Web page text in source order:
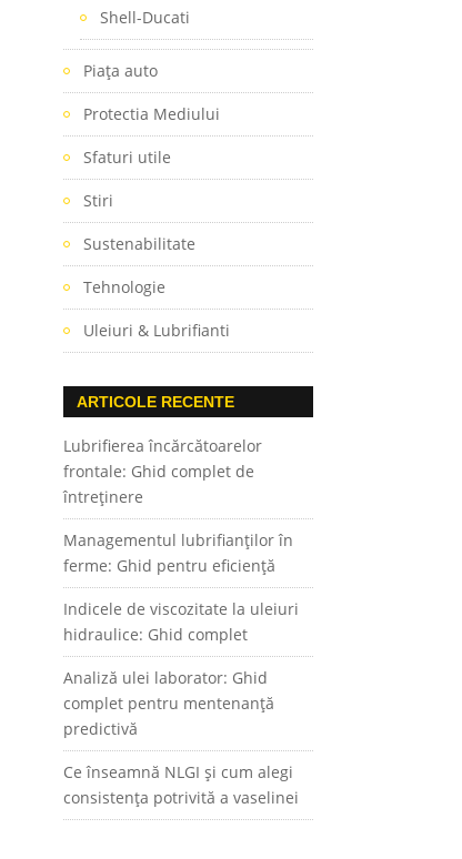
Shell-Ducati
Piaţa auto
Protectia Mediului
Sfaturi utile
Stiri
Sustenabilitate
Tehnologie
Uleiuri & Lubrifianti
ARTICOLE RECENTE
Lubrifierea încărcătoarelor
frontale: Ghid complet de
întreținere
Managementul lubrifianților în
ferme: Ghid pentru eficiență
Indicele de viscozitate la uleiuri
hidraulice: Ghid complet
Analiză ulei laborator: Ghid
complet pentru mentenanță
predictivă
Ce înseamnă NLGI și cum alegi
consistența potrivită a vaselinei